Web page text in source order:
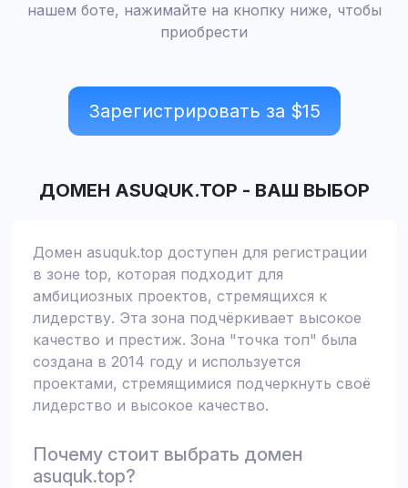
нашем боте, нажимайте на кнопку ниже, чтобы
приобрести
Зарегистрировать за $15
ДОМЕН ASUQUK.TOP - ВАШ ВЫБОР
Домен asuquk.top доступен для регистрации
в зоне top, которая подходит для
амбициозных проектов, стремящихся к
лидерству. Эта зона подчёркивает высокое
качество и престиж. Зона "точка топ" была
создана в 2014 году и используется
проектами, стремящимися подчеркнуть своё
лидерство и высокое качество.
Почему стоит выбрать домен
asuquk.top?